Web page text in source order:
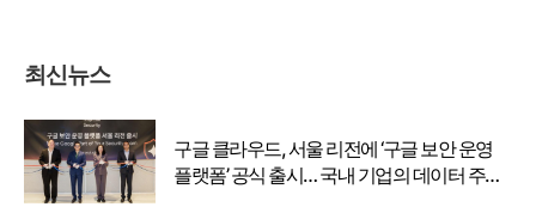
최신뉴스
구글 클라우드, 서울 리전에 ‘구글 보안 운영
플랫폼’ 공식 출시… 국내 기업의 데이터 주권